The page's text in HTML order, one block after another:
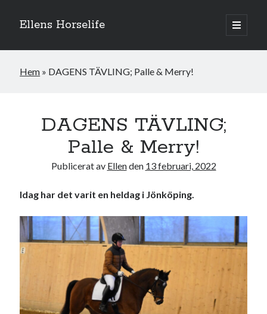
Ellens Horselife
öppna
primär
Sidopanel
Hej och välkomna till min blogg! Jag heter Ellen och är född 1996. På
denna bloggen kan ni följa min resa med hästarna, från ponnytävlingar i
dressyr & hoppning till MSV hopp & dressyr på stor häst.
Hem » DAGENS TÄVLING; Palle & Merry!
DAGENS TÄVLING;
Palle & Merry!
Publicerat av Ellenden 13 februari, 2022
Idag har det varit en heldag i Jönköping.